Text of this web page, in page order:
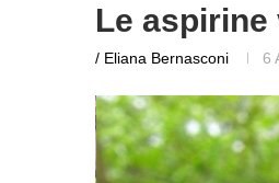
Le aspirine
/ Eliana Bernasconi 6